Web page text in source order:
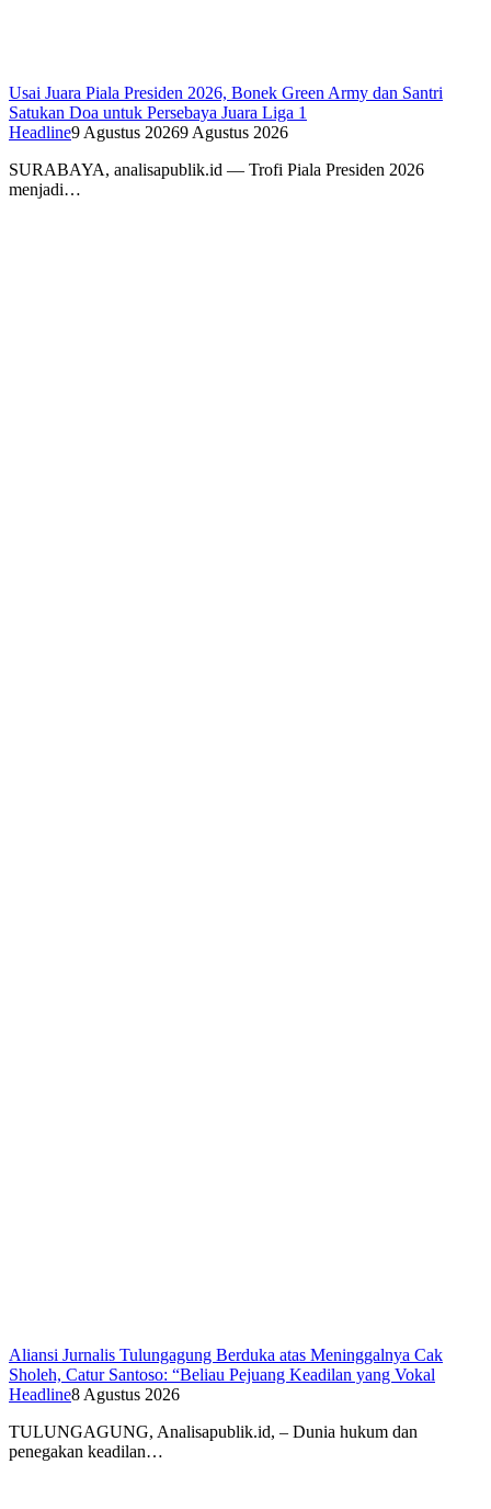
Usai Juara Piala Presiden 2026, Bonek Green Army dan Santri
Satukan Doa untuk Persebaya Juara Liga 1
Headline9 Agustus 20269 Agustus 2026
SURABAYA, analisapublik.id — Trofi Piala Presiden 2026
menjadi…
Aliansi Jurnalis Tulungagung Berduka atas Meninggalnya Cak
Sholeh, Catur Santoso: “Beliau Pejuang Keadilan yang Vokal
Headline8 Agustus 2026
​TULUNGAGUNG, Analisapublik.id, – Dunia hukum dan
penegakan keadilan…